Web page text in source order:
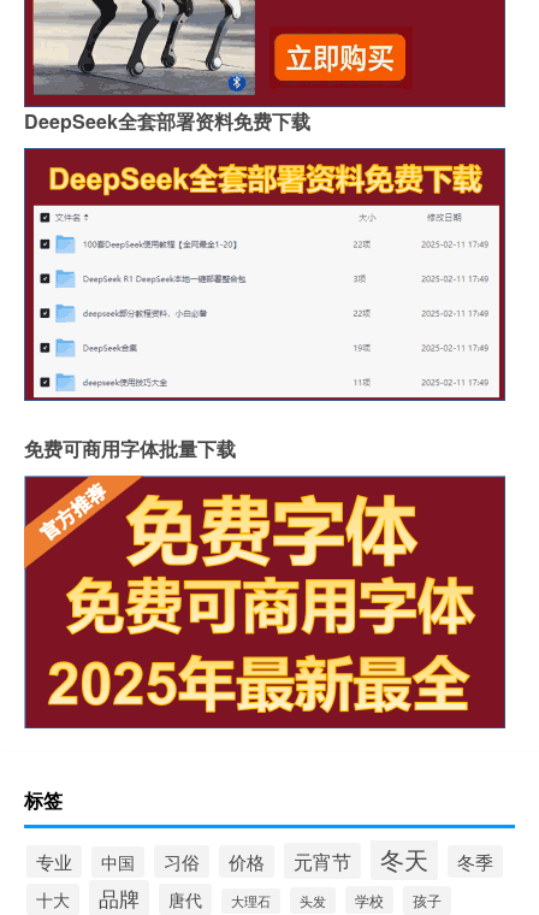
DeepSeek全套部署资料免费下载
免费可商用字体批量下载
标签
专业 中国 习俗 价格 元宵节 冬天 冬季
十大 品牌 唐代 大理石 头发 学校 孩子